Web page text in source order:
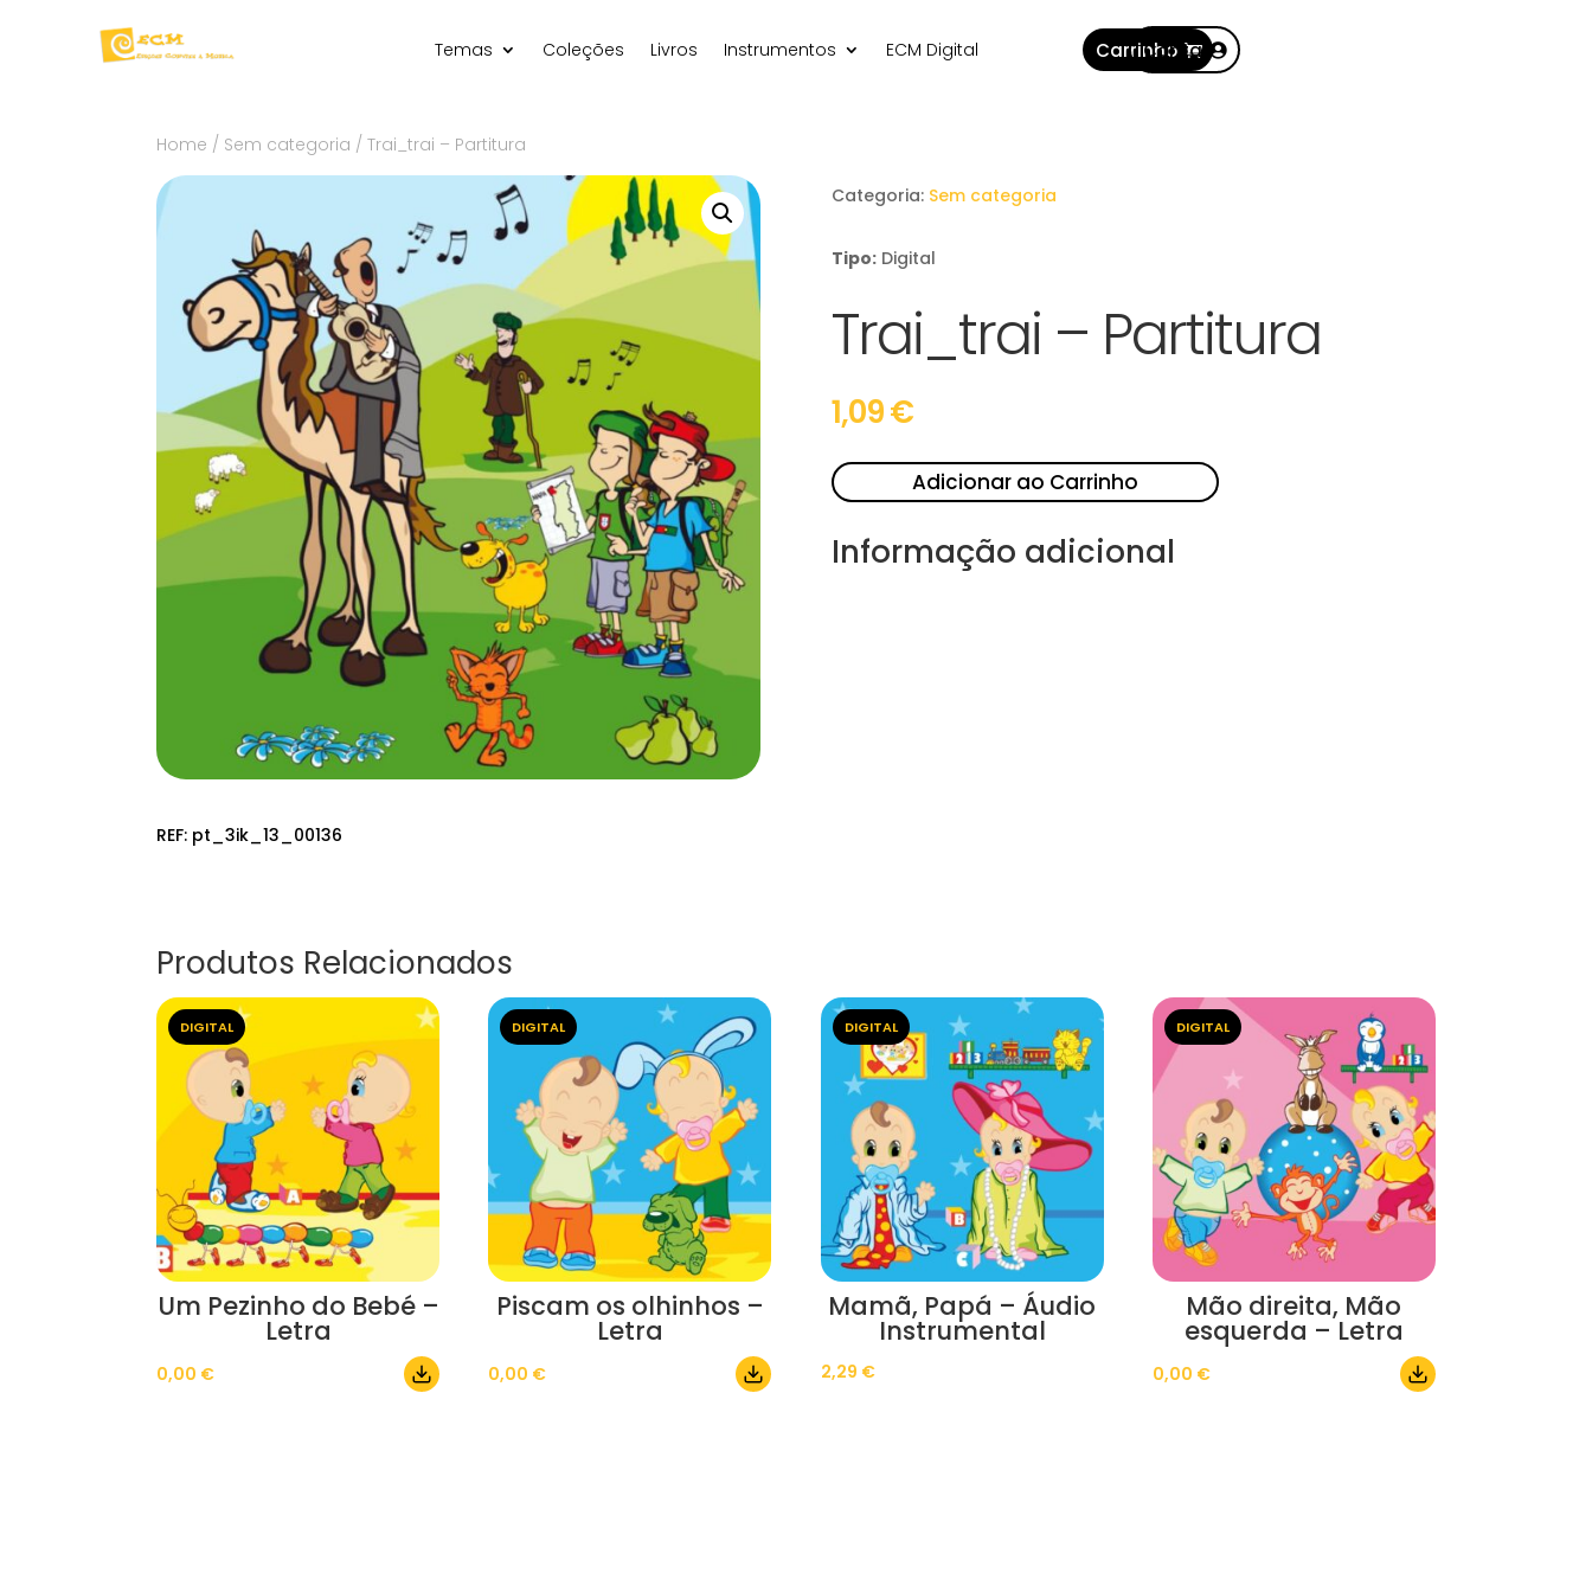
Temas Coleções Livros Instrumentos ECM Digital Carrinho
Conta
Home / Sem categoria / Trai_trai – Partitura
REF: pt_3ik_13_00136
Categoria: Sem categoria
Tipo: Digital
Trai_trai – Partitura
1,09€
Adicionar ao Carrinho
Informação adicional
Produtos Relacionados
DIGITAL
Um Pezinho do Bebé –
Letra
0,00 €
DIGITAL
Piscam os olhinhos –
Letra
0,00 €
DIGITAL
Mamã, Papá – Áudio
Instrumental
2,29 €
DIGITAL
Mão direita, Mão
esquerda – Letra
0,00 €